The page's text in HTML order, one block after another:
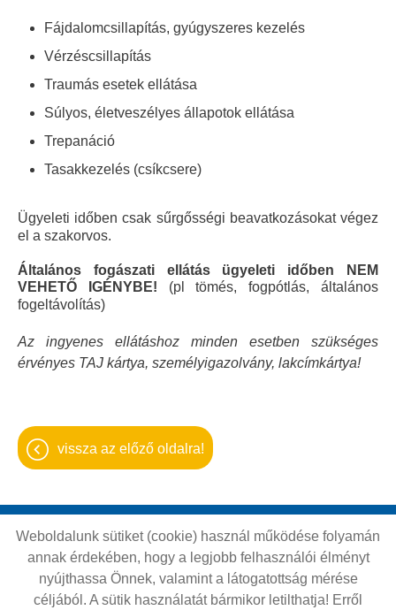
Fájdalomcsillapítás, gyúgyszeres kezelés
Vérzéscsillapítás
Traumás esetek ellátása
Súlyos, életveszélyes állapotok ellátása
Trepanáció
Tasakkezelés (csíkcsere)
Ügyeleti időben csak sűrgősségi beavatkozásokat végez
el a szakorvos.
Általános fogászati ellátás ügyeleti időben NEM
VEHETŐ IGÉNYBE! (pl tömés, fogpótlás, általános
fogeltávolítás)
Az ingyenes ellátáshoz minden esetben szükséges
érvényes TAJ kártya, személyigazolvány, lakcímkártya!
vissza az előző oldalra!
Oldal információk
Adatkezelési tájékoztató
Impresszum
Sütik kezelése
Akadálymentesítési nyilatkozat
Weboldalunk sütiket (cookie) használ működése folyamán
annak érdekében, hogy a legjobb felhasználói élményt
nyújthassa Önnek, valamint a látogatottság mérése
céljából. A sütik használatát bármikor letilthatja! Erről